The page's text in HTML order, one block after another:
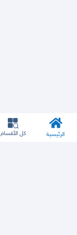
الرئيسية كل الأقسام